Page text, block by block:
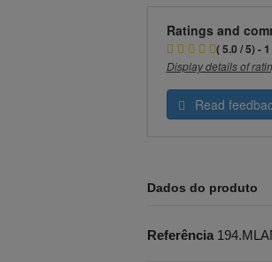
Ratings and
( 5.0 / 5) -
Display details of
Read
Dados do produto
Referência